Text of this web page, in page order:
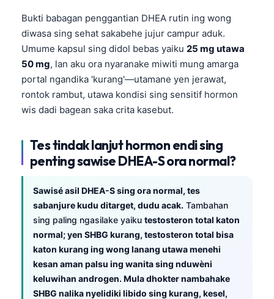
Bukti babagan penggantian DHEA rutin ing wong
diwasa sing sehat sakabehe jujur campur aduk.
Umume kapsul sing didol bebas yaiku 25 mg utawa
50 mg, lan aku ora nyaranake miwiti mung amarga
portal ngandika 'kurang'—utamane yen jerawat,
rontok rambut, utawa kondisi sing sensitif hormon
wis dadi bagean saka crita kasebut.
Tes tindak lanjut hormon endi sing
penting sawise DHEA-S ora normal?
Sawisé asil DHEA-S sing ora normal, tes
sabanjure kudu ditarget, dudu acak. Tambahan
sing paling ngasilake yaiku testosteron total katon
normal; yen SHBG kurang, testosteron total bisa
katon kurang ing wong lanang utawa menehi
kesan aman palsu ing wanita sing nduwèni
keluwihan androgen. Mula dhokter nambahake
SHBG nalika nyelidiki libido sing kurang, kesel,
മലയാളം
Bahasa Melayu
Tiếng Việt
Tagalog
ไทย
ဗမာစာ
ភាសាខ្មែរ
Kiswahili
Українська
O‘zbekcha
Català
Қазақ тілі
Suomi